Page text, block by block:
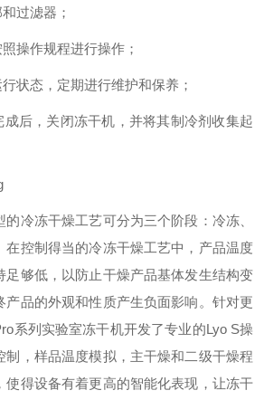
过滤器；
作规程进行操作；
态，定期进行维护和保养；
后，关闭冻干机，并将其制冷剂收集起
的冷冻干燥工艺可分为三个阶段：冷冻、
在控制得当的冷冻干燥工艺中，产品温度
足够低，以防止干燥产品基体发生结构变
产品的外观和性质产生负面影响。针对更
系列实验室冻干机开发了专业的Lyo S操
制，样品温度模拟，主干燥和二级干燥程
使得设备有着更高的智能化表现，让冻干